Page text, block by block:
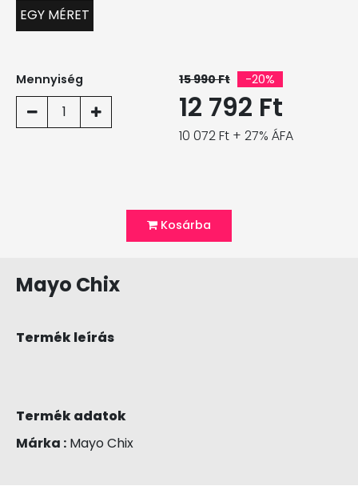
EGY MÉRET
Mennyiség
1
15 990 Ft -20%
12 792 Ft
10 072 Ft + 27% ÁFA
Kosárba
Mayo Chix
Termék leírás
Termék adatok
Márka : Mayo Chix